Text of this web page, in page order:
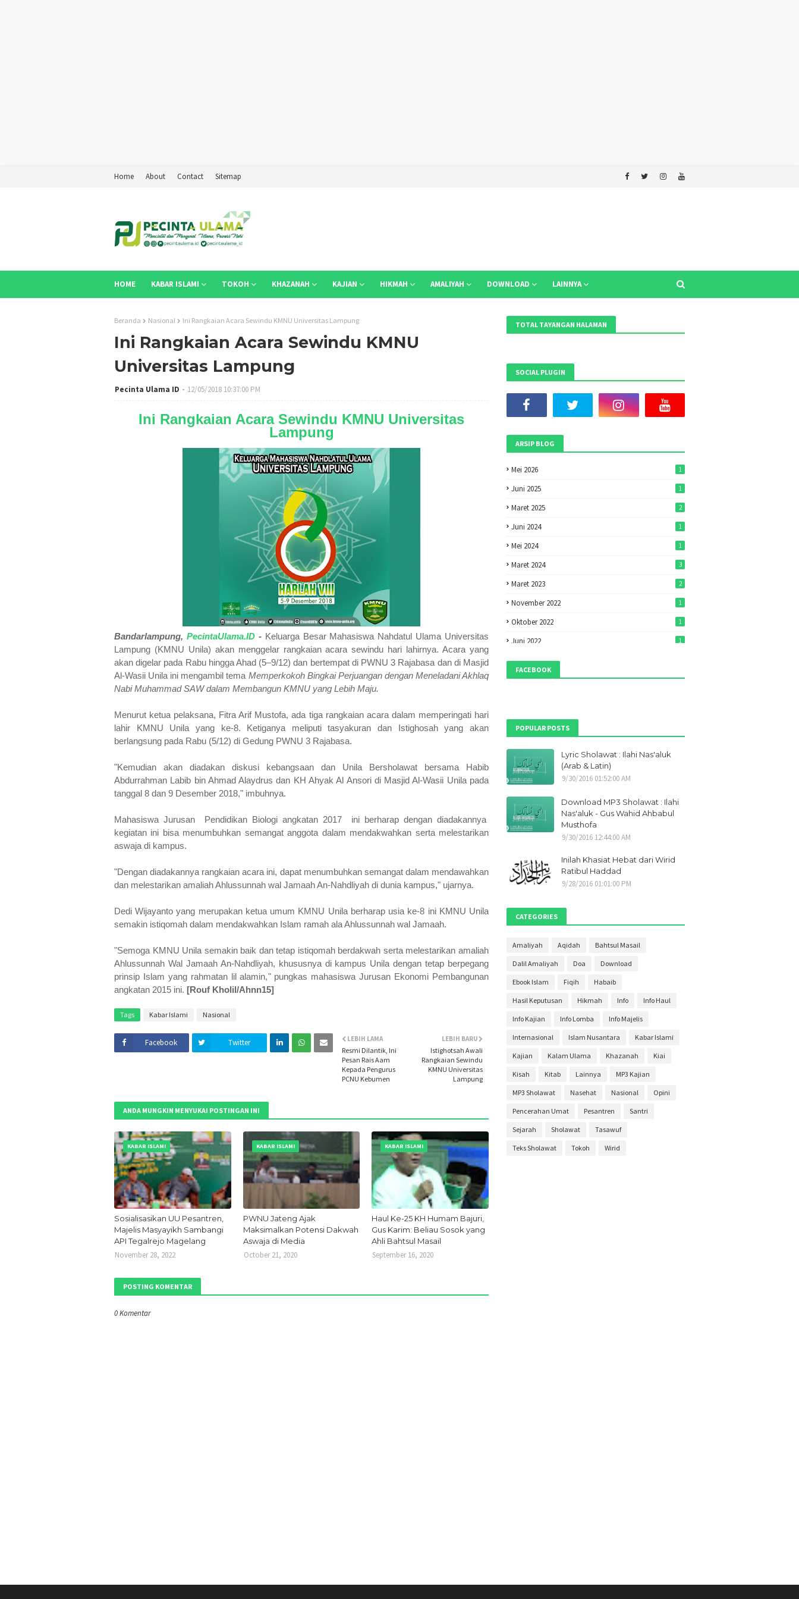
Home About Contact Sitemap
HOME KABAR ISLAMI TOKOH KHAZANAH KAJIAN HIKMAH AMALIYAH DOWNLOAD LAINNYA
Beranda Nasional Ini Rangkaian Acara Sewindu KMNU Universitas Lampung
Ini Rangkaian Acara Sewindu KMNU
Universitas Lampung
Pecinta Ulama ID 12/05/2018 10:37:00 PM
Ini Rangkaian Acara Sewindu KMNU Universitas
Lampung
Bandarlampung, PecintaUlama.ID-Keluarga Besar Mahasiswa Nahdatul Ulama Universitas
Lampung (KMNU Unila) akan menggelar rangkaian acara sewindu hari lahirnya. Acara yang
akan digelar pada Rabu hingga Ahad (5–9/12) dan bertempat di PWNU 3 Rajabasa dan di Masjid
Al-Wasii Unila ini mengambil tema Memperkokoh Bingkai Perjuangan dengan Meneladani Akhlaq
Nabi Muhammad SAW dalam Membangun KMNU yang Lebih Maju.
Menurut ketua pelaksana, Fitra Arif Mustofa, ada tiga rangkaian acara dalam memperingati hari
lahir KMNU Unila yang ke-8. Ketiganya meliputi tasyakuran dan Istighosah yang akan
berlangsung pada Rabu (5/12) di Gedung PWNU 3 Rajabasa.
"Kemudian akan diadakan diskusi kebangsaan dan Unila Bersholawat bersama Habib
Abdurrahman Labib bin Ahmad Alaydrus dan KH Ahyak Al Ansori di Masjid Al-Wasii Unila pada
tanggal 8 dan 9 Desember 2018," imbuhnya.
Mahasiswa Jurusan Pendidikan Biologi angkatan 2017 ini berharap dengan diadakannya
kegiatan ini bisa menumbuhkan semangat anggota dalam mendakwahkan serta melestarikan
aswaja di kampus.
"Dengan diadakannya rangkaian acara ini, dapat menumbuhkan semangat dalam mendawahkan
dan melestarikan amaliah Ahlussunnah wal Jamaah An-Nahdliyah di dunia kampus," ujarnya.
Dedi Wijayanto yang merupakan ketua umum KMNU Unila berharap usia ke-8 ini KMNU Unila
semakin istiqomah dalam mendakwahkan Islam ramah ala Ahlussunnah wal Jamaah.
"Semoga KMNU Unila semakin baik dan tetap istiqomah berdakwah serta melestarikan amaliah
Ahlussunnah Wal Jamaah An-Nahdliyah, khususnya di kampus Unila dengan tetap berpegang
prinsip Islam yang rahmatan lil alamin," pungkas mahasiswa Jurusan Ekonomi Pembangunan
angkatan 2015 ini. [Rouf Kholil/Ahnn15]
Tags Kabar Islami Nasional
Facebook Twitter LEBIH BARU
Istighotsah Awali
Rangkaian Sewindu
KMNU Universitas
Lampung
LEBIH LAMA
Resmi Dilantik, Ini
Pesan Rais Aam
Kepada Pengurus
PCNU Kebumen
ANDA MUNGKIN MENYUKAI POSTINGAN INI
KABAR ISLAMI
Sosialisasikan UU Pesantren,
Majelis Masyayikh Sambangi
API Tegalrejo Magelang
November 28, 2022
KABAR ISLAMI
PWNU Jateng Ajak
Maksimalkan Potensi Dakwah
Aswaja di Media
October 21, 2020
KABAR ISLAMI
Haul Ke-25 KH Humam Bajuri,
Gus Karim: Beliau Sosok yang
Ahli Bahtsul Masail
September 16, 2020
POSTING KOMENTAR
0 Komentar
TOTAL TAYANGAN HALAMAN
SOCIAL PLUGIN
ARSIP BLOG
Mei 2026 1
Juni 2025 1
Maret 2025 2
Juni 2024 1
Mei 2024 1
Maret 2024 3
Maret 2023 2
November 2022 1
Oktober 2022 1
Juni 2022 1
Mei 2022
April 2022 7
Februari 2022
Desember 2021 1
Oktober 2021
September 2021
April 2021
Maret 2021
Desember 2020
Oktober 2020
September 2020 3
Agustus 2020
Juli 2020
Juni 2020
Mei 2020
April 2020
Maret 2020
Februari 2020
November 2019
Oktober 2019
September 2019
Agustus 2019
FACEBOOK
POPULAR POSTS
Lyric Sholawat : Ilahi Nas'aluk
(Arab & Latin)
9/30/2016 01:52:00 AM
Download MP3 Sholawat : Ilahi
Nas'aluk - Gus Wahid Ahbabul
Musthofa
9/30/2016 12:44:00 AM
Inilah Khasiat Hebat dari Wirid
Ratibul Haddad
9/28/2016 01:01:00 PM
CATEGORIES
Amaliyah Aqidah Bahtsul Masail
Dalil Amaliyah Doa Download
Ebook Islam Fiqih Habaib
Hasil Keputusan Hikmah Info Info Haul
Info Kajian Info Lomba Info Majelis
Internasional Islam Nusantara Kabar Islami
Kajian Kalam Ulama Khazanah Kiai
Kisah Kitab Lainnya MP3 Kajian
MP3 Sholawat Nasehat Nasional Opini
Pencerahan Umat Pesantren Santri
Sejarah Sholawat Tasawuf
Teks Sholawat Tokoh Wirid